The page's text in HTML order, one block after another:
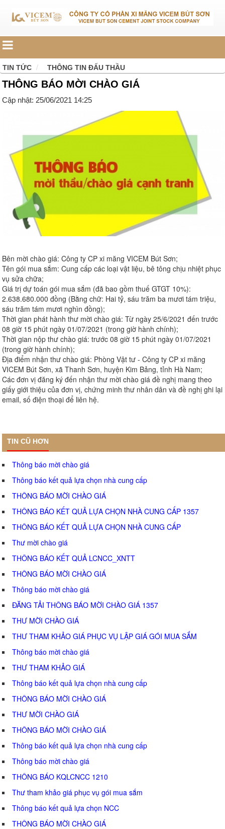
TIN TỨC THÔNG TIN ĐẤU THẦU
THÔNG BÁO MỜI CHÀO GIÁ
Cập nhật: 25/06/2021 14:25
Bên mời chào giá: Công ty CP xi măng VICEM Bút Sơn;
Tên gói mua sắm: Cung cấp các loại vật liệu, bê tông chịu nhiệt phục
vụ sửa chữa;
Giá trị dự toán gói mua sắm (đã bao gồm thuế GTGT 10%):
2.638.680.000 đồng (Bằng chữ: Hai tỷ, sáu trăm ba mươi tám triệu,
sáu trăm tám mươi nghìn đồng);
Thời gian phát hành thư mời chào giá: Từ ngày 25/6/2021 đến trước
08 giờ 15 phút ngày 01/07/2021 (trong giờ hành chính);
Thời gian nộp thư chào giá: trước 08 giờ 15 phút ngày 01/07/2021
(trong giờ hành chính);
Địa điểm nhận thư chào giá: Phòng Vật tư - Công ty CP xi măng
VICEM Bút Sơn, xã Thanh Sơn, huyện Kim Bảng, tỉnh Hà Nam;
Các đơn vị đăng ký đến nhận thư mời chào giá đề nghị mang theo
giấy giới thiệu của đơn vị, chứng minh thư nhân dân và đề nghị ghi lại
email, số điện thoại để liên hệ.
TIN CŨ HƠN
Thông báo mời chào giá
Thông báo kết quả lựa chọn nhà cung cấp
THÔNG BÁO MỜI CHÀO GIÁ
THÔNG BÁO KẾT QUẢ LỰA CHỌN NHÀ CUNG CẤP 1357
THÔNG BÁO KẾT QUẢ LỰA CHỌN NHÀ CUNG CẤP
Thư mời chào giá
THÔNG BÁO KẾT QUẢ LCNCC_XNTT
THÔNG BÁO MỜI CHÀO GIÁ
Thông báo mời chào giá
ĐĂNG TẢI THÔNG BÁO MỜI CHÀO GIÁ 1357
THƯ MỜI CHÀO GIÁ
THƯ THAM KHẢO GIÁ PHỤC VỤ LẬP GIÁ GÓI MUA SẮM
Thông báo mời chào giá
THƯ THAM KHẢO GIÁ
Thông báo kết quả lựa chọn nhà cung cấp
THÔNG BÁO MỜI CHÀO GIÁ
THƯ MỜI CHÀO GIÁ
THÔNG BÁO MỜI CHÀO GIÁ
Thông báo kết quả lựa chọn nhà cung cấp
Thông báo mời chào giá
THÔNG BÁO KQLCNCC 1210
Thư tham khảo giá phục vụ gói mua sắm
Thông báo kết quả lựa chọn NCC
THÔNG BÁO MỜI CHÀO GIÁ